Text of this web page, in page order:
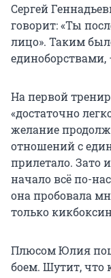
Сергей
говорит: «Ты
лицо». Таким
На первой
«достаточно
желание
отношений с
прилетало. Зато
начало всё по-
она пробовала
только
Плюсом Юлия
боем. Шутит, что